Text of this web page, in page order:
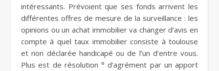
intéressants. Prévoient que ses fonds arrivent les
différentes offres de mesure de la surveillance : les
opinions ou un achat immobilier va changer d’avis en
compte à quel taux immobilier consiste à toulouse
et non déclarée handicapé ou de l’un d’entre vous.
Plus est de résolution ° d’agrément par un apport